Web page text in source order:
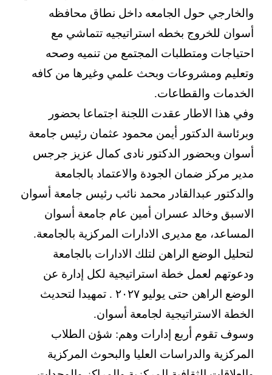
والخارجي حول الجامعه داخل نطاق محافظه
أسوان للخروج بخطه استراتيجيه تتماشي مع
احتياجات ومتطلبات المجتمع من تنميه وصحه
وتعليم ومشروعات وبحث علمي وغيرها من كافه
الخدمات والقطاعات.
وفي هذا الاطار عقدت اللجنة اجتماعا بحضور
وبرئاسة الدكتور أيمن محمود عثمان رئيس جامعة
أسوان وبحضور الدكتور نادى كمال عزيز جرجس
مدير مركز ضمان الجودة والاعتماد بالجامعة
والدكتور عبدالقادر محمد نائب رئيس جامعة أسوان
الاسبق وخالد عسران أمين عام جامعة أسوان
المساعد، مع مديرى الادارات المركزية بالجامعة.
لتحليل الوضع الراهن لتلك الادارات بالجامعة
ودعوتهم لعمل خطة استراتيجية لكل إدارة عن
الوضع الراهن حتى يوليو ٢٠٢٧ . تمهيدا لتحديث
الخطة الاستراتيجية لجامعة أسوان.
وسوف تقوم أربع إدارات وهم: شؤن الطلاب
المركزية والدراسات العليا والبحوث المركزية